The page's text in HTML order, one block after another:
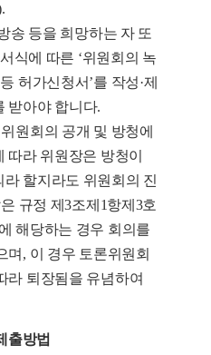
송 등을 희망하는 자 또
식에 따른 ‘위원회의 녹
허가신청서’를 작성·제
받아야 합니다.
원회의 공개 및 방청에
따라 위원장은 방청이
할지라도 위원회의 진
규정 제3조제1항제3호
해당하는 경우 회의를
며, 이 경우 토론위원회
라 퇴장됨을 유념하여
출방법